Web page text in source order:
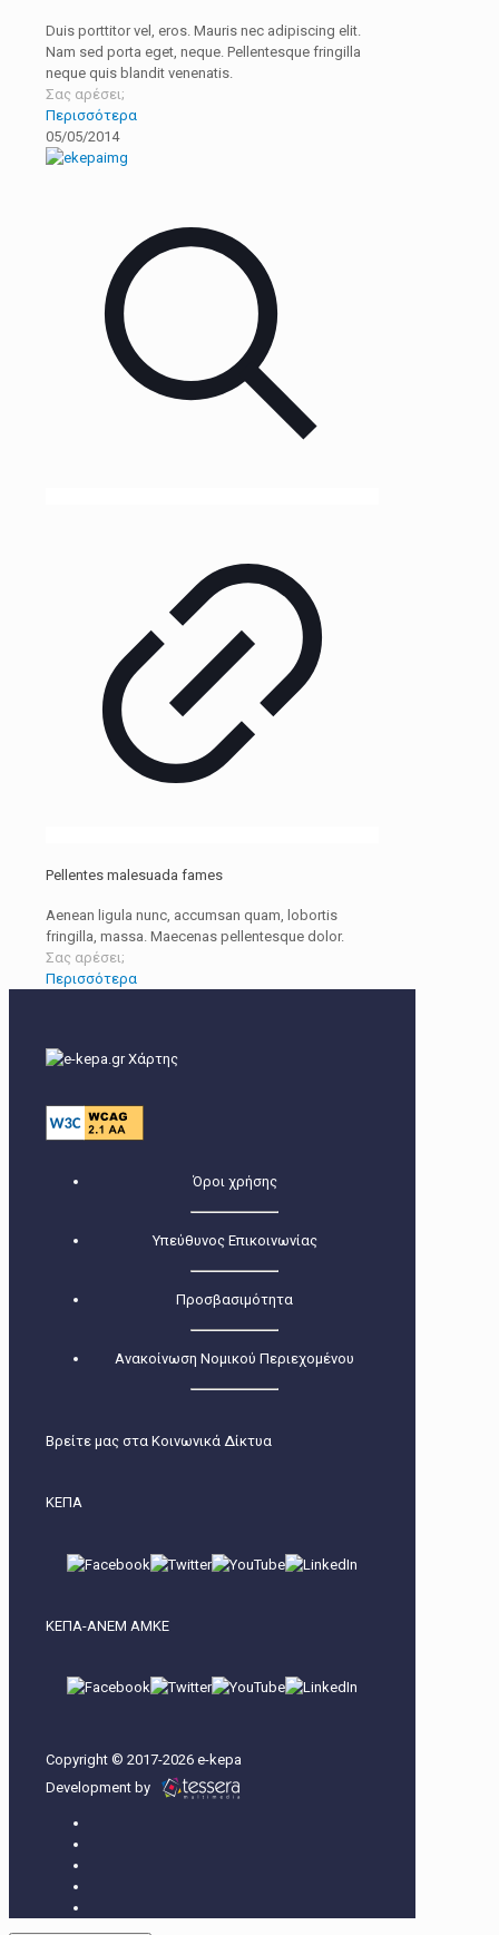
Duis porttitor vel, eros. Mauris nec adipiscing elit.
Nam sed porta eget, neque. Pellentesque fringilla
neque quis blandit venenatis.
Σας αρέσει;
Περισσότερα
05/05/2014
Pellentes malesuada fames
Aenean ligula nunc, accumsan quam, lobortis
fringilla, massa. Maecenas pellentesque dolor.
Σας αρέσει;
Περισσότερα
Όροι χρήσης
Υπεύθυνος Επικοινωνίας
Προσβασιμότητα
Ανακοίνωση Νομικού Περιεχομένου
Βρείτε μας στα Κοινωνικά Δίκτυα
ΚΕΠΑ
ΚΕΠΑ-ΑΝΕΜ ΑΜΚΕ
Copyright © 2017-2026 e-kepa
Development by